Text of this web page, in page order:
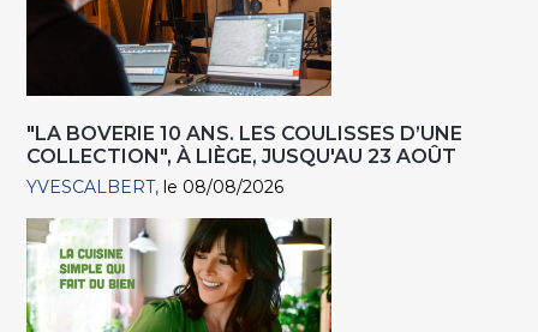
"LA BOVERIE 10 ANS. LES COULISSES D’UNE
COLLECTION", À LIÈGE, JUSQU'AU 23 AOÛT
YVESCALBERT le 08/08/2026